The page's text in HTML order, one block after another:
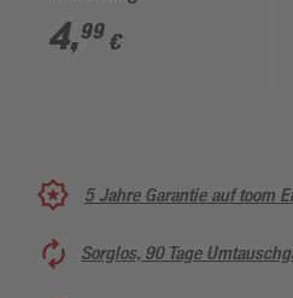
4,99 €
5 Jahre Garantie auf toom
Sorglos, 90 Tage